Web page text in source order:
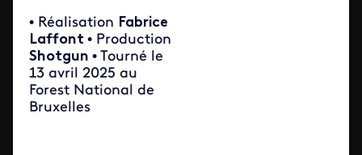
• Réalisation Fabrice
Laffont • Production
Shotgun • Tourné le
13 avril 2025 au
Forest National de
Bruxelles